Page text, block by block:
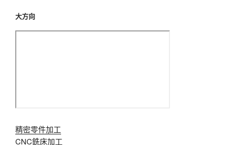
大方向
精密零件加工
CNC銑床加工